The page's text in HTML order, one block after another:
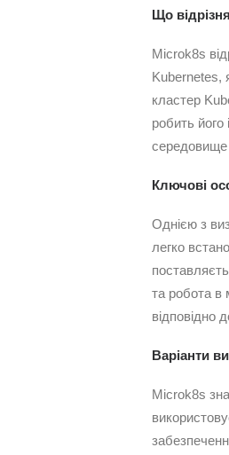
Що
Microk8s
Kubernetes,
кластер
робить
середовище
Ключові
Однією з
легко
та робота в
відповідно
Варіанти
Microk8s